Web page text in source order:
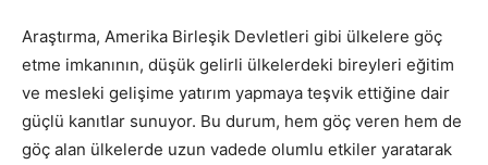
Araştırma, Amerika Birleşik Devletleri gibi ülkelere göç
etme imkanının, düşük gelirli ülkelerdeki bireyleri eğitim
ve mesleki gelişime yatırım yapmaya teşvik ettiğine dair
güçlü kanıtlar sunuyor. Bu durum, hem göç veren hem de
göç alan ülkelerde uzun vadede olumlu etkiler yaratarak